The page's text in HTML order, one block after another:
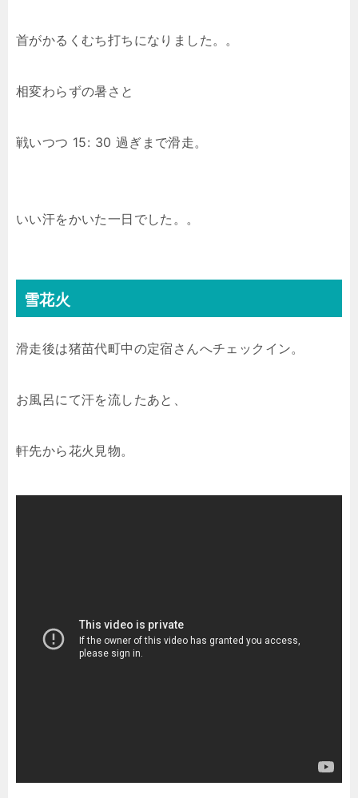
首がかるくむち打ちになりました。。
相変わらずの暑さと
戦いつつ 15: 30 過ぎまで滑走。
いい汗をかいた一日でした。。
雪花火
滑走後は猪苗代町中の定宿さんへチェックイン。
お風呂にて汗を流したあと、
軒先から花火見物。